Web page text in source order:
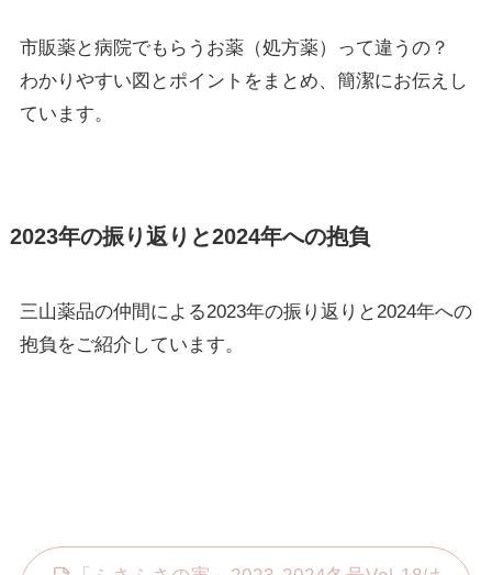
市販薬と病院でもらうお薬（処方薬）って違うの？
わかりやすい図とポイントをまとめ、簡潔にお伝えし
ています。
2023年の振り返りと2024年への抱負
三山薬品の仲間による2023年の振り返りと2024年への
抱負をご紹介しています。